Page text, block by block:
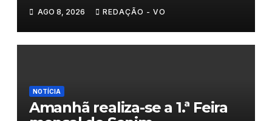
AGO 8, 2026 REDAÇÃO - VO
NOTÍCIA
Amanhã realiza-se a 1.ª Feira